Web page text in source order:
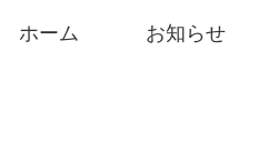
ホーム お知らせ